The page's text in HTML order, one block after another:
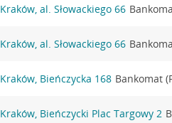
Kraków, al. Słowackiego 66
Kraków, al. Słowackiego 66
Kraków, Bieńczycka 168 Bankomat
Kraków, Bieńczycki Plac Targowy 2